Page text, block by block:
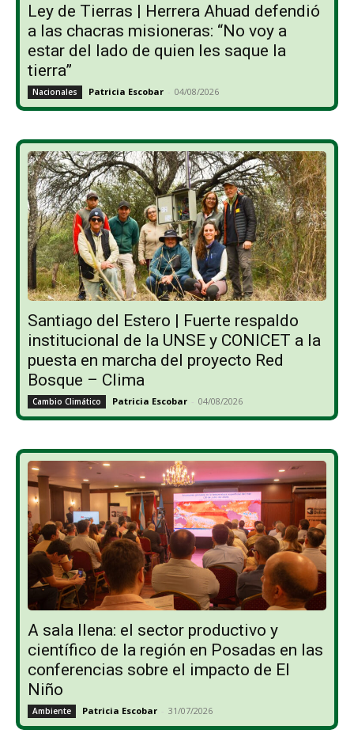
Ley de Tierras | Herrera Ahuad defendió
a las chacras misioneras: “No voy a
estar del lado de quien les saque la
tierra”
Nacionales Patricia Escobar - 04/08/2026
Santiago del Estero | Fuerte respaldo
institucional de la UNSE y CONICET a la
puesta en marcha del proyecto Red
Bosque – Clima
Cambio Climático Patricia Escobar - 04/08/2026
A sala llena: el sector productivo y
científico de la región en Posadas en las
conferencias sobre el impacto de El
Niño
Ambiente Patricia Escobar - 31/07/2026